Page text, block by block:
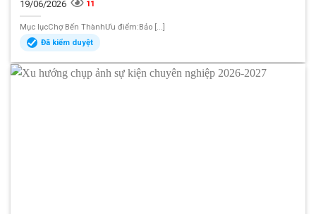
19/06/2026 11
Mục lụcChợ Bến ThànhƯu điểm:Bảo [...]
Đã kiểm duyệt